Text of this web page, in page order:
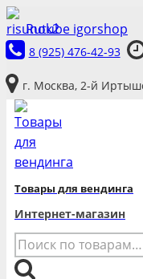
Перейти
к
содержимому
Rutube igorshop
8 (925) 476-42-93
г. Москва, 2-й
Товары для вендинга
Интернет-магазин
Искать: